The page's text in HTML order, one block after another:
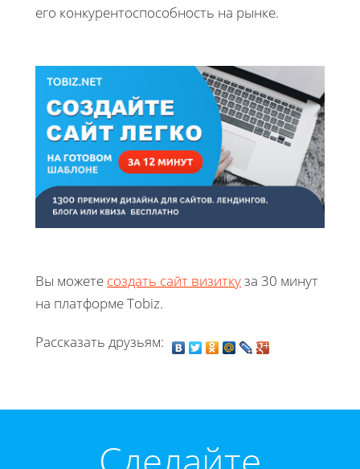
его конкурентоспособность на рынке.
Вы можете создать сайт визиткуза 30 минут
на платформе Tobiz.
Рассказать друзьям: